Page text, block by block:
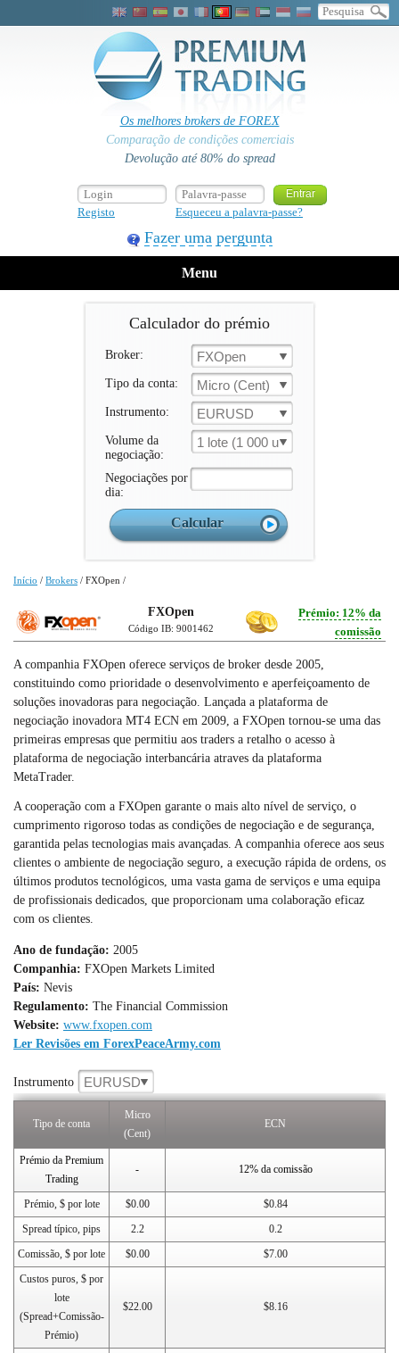
Os melhores brokers de FOREX
Comparação de condições comerciais
Devolução até 80% do spread
Registo Esqueceu a palavra-passe?
Fazer uma pergunta
Menu
Calculador do prémio
Broker: FXOpen
Tipo da conta: Micro (Cent)
Instrumento: EURUSD
Volume da
negociação:
1 lote (1 000 un.)
Negociações por
dia:
Início / Brokers / FXOpen /
FXOpen
Código IB: 9001462
Prémio: 12% da
comissão
A companhia FXOpen oferece serviços de broker desde 2005,
constituindo como prioridade o desenvolvimento e aperfeiçoamento de
soluções inovadoras para negociação. Lançada a plataforma de
negociação inovadora MT4 ECN em 2009, a FXOpen tornou-se uma das
primeiras empresas que permitiu aos traders a retalho o acesso à
plataforma de negociação interbancária atraves da plataforma
MetaTrader.
A cooperação com a FXOpen garante o mais alto nível de serviço, o
cumprimento rigoroso todas as condições de negociação e de segurança,
garantida pelas tecnologias mais avançadas. A companhia oferece aos seus
clientes o ambiente de negociação seguro, a execução rápida de ordens, os
últimos produtos tecnológicos, uma vasta gama de serviços e uma equipa
de profissionais dedicados, que proporcionam uma colaboração eficaz
com os clientes.
Ano de fundação: 2005
Companhia: FXOpen Markets Limited
País: Nevis
Regulamento: The Financial Commission
Website: www.fxopen.com
Ler Revisões em ForexPeaceArmy.com
Instrumento EURUSD
Tipo de conta
Micro
(Cent)
ECN
Prémio da Premium
Trading
- 12% da comissão
Prémio, $ por lote $0.00
$0.84
Spread típico, pips
2.2
0.2
Comissão, $ por lote
$0.00
$7.00
Custos puros, $ por
lote
(Spread+Comissão-
Prémio)
$22.00 $8.16